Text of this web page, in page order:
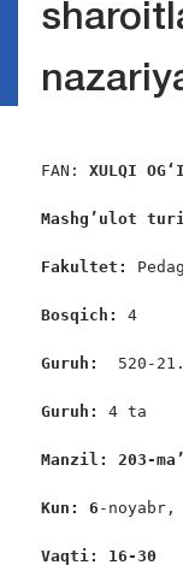
FAN: XULQI OG‘
Mashg’ulot
Fakultet:
Bosqich: 4
Guruh: 520-
Guruh: 4 ta
Manzil: 203-
Kun: 6 -
Vaqti: 16-30